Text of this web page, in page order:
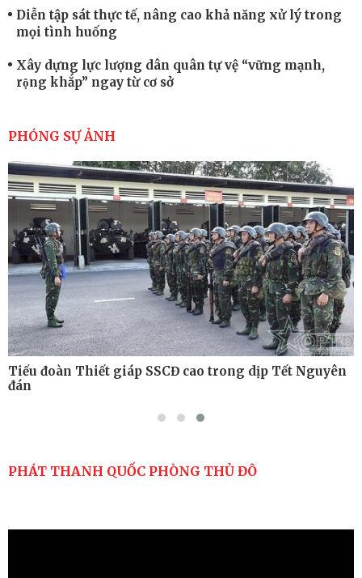
Diễn tập sát thực tế, nâng cao khả năng xử lý trong
mọi tình huống
Xây dựng lực lượng dân quân tự vệ “vững mạnh,
rộng khắp” ngay từ cơ sở
cao sức mạnh chiến đấu
Tiểu đoàn Thiết giáp hoàn thành tốt diễn tập chiến
thuật có bắn đạn thật
Nơi sinh viên rèn ý trí, luyện kỹ năng
PHÓNG SỰ ẢNH
Tiểu đoàn Thiết giáp SSCĐ cao trong dịp Tết Nguyên
đán
PHÁT THANH QUỐC PHÒNG THỦ ĐÔ